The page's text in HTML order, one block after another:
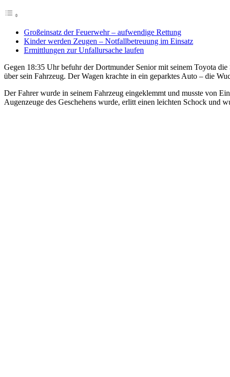
Großeinsatz der Feuerwehr – aufwendige Rettung
Kinder werden Zeugen – Notfallbetreuung im Einsatz
Ermittlungen zur Unfallursache laufen
Gegen 18:35 Uhr befuhr der Dortmunder Senior mit seinem Toyota
über sein Fahrzeug. Der Wagen krachte in ein geparktes Auto – die
Der Fahrer wurde in seinem Fahrzeug eingeklemmt und musste von
Augenzeuge des Geschehens wurde, erlitt einen leichten Schock und